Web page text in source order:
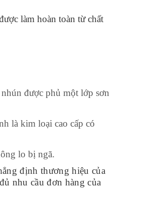
làm hoàn toàn từ chất
được phủ một lớp sơn
là kim loại cao cấp có
lo bị ngã.
định thương hiệu của
nhu cầu đơn hàng của